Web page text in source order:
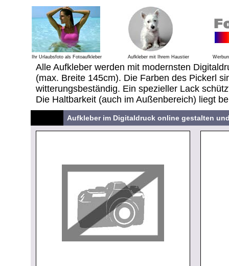
Ihr Urlaubsfoto als Fotoaufkleber Aufkleber mit Ihrem Haustier
Alle Aufkleber werden mit modernsten
(max. Breite 145cm). Die Farben des Pickerl
witterungsbeständig. Ein spezieller Lack
Die Haltbarkeit (auch im Außenbereich) liegt
Aufkleber im Digitaldruck online gestalten